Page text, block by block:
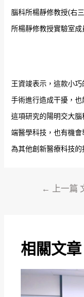
腦科所楊靜修教授(右
所楊靜修教授實驗室成
王資竣表示，這款小
手術進行造成干擾，
這項研究的陽明交大
端醫學科技，也有機
為其他創新醫療科技的
← 上一篇
相關文章